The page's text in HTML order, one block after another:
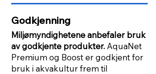
Godkjenning
Miljømyndighetene anbefaler bruk
av godkjente produkter.AquaNet
Premium og Boost er godkjent for
bruk i akvakultur frem til